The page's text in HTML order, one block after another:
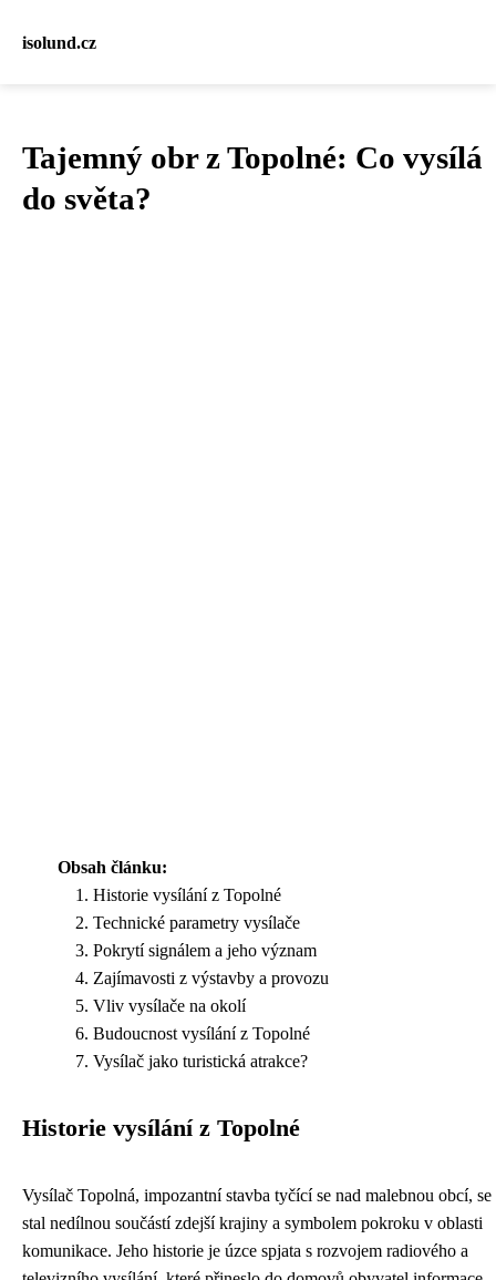
isolund.cz
Tajemný obr z Topolné: Co vysílá
do světa?
Obsah článku:
Historie vysílání z Topolné
Technické parametry vysílače
Pokrytí signálem a jeho význam
Zajímavosti z výstavby a provozu
Vliv vysílače na okolí
Budoucnost vysílání z Topolné
Vysílač jako turistická atrakce?
Historie vysílání z Topolné
Vysílač Topolná, impozantní stavba tyčící se nad malebnou obcí, se
stal nedílnou součástí zdejší krajiny a symbolem pokroku v oblasti
komunikace. Jeho historie je úzce spjata s rozvojem radiového a